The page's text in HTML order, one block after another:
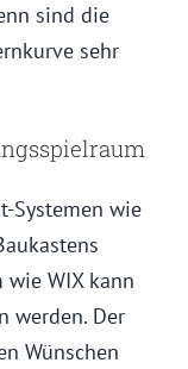
sind die
sehr
Systemen wie
wie WIX kann
werden. Der
Wünschen